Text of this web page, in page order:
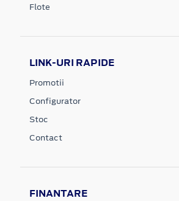
Flote
LINK-URI RAPIDE
Promotii
Configurator
Stoc
Contact
FINANTARE